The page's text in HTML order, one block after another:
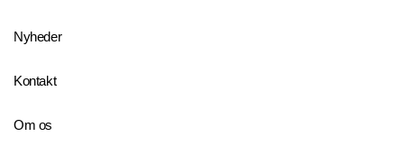
Nyheder
Kontakt
Om os